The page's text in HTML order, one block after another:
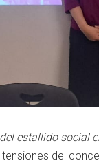
del estallido social
del